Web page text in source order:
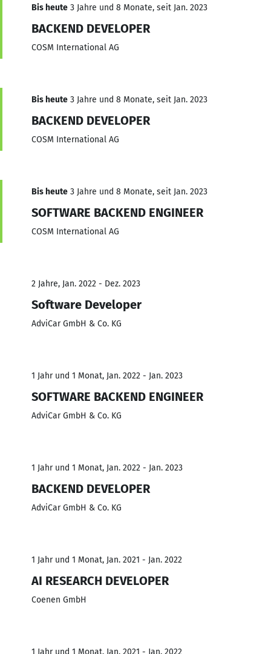
Bis heute 3 Jahre und 8 Monate, seit Jan. 2023
BACKEND DEVELOPER
COSM International AG
Bis heute 3 Jahre und 8 Monate, seit Jan. 2023
BACKEND DEVELOPER
COSM International AG
Bis heute 3 Jahre und 8 Monate, seit Jan. 2023
SOFTWARE BACKEND ENGINEER
COSM International AG
2 Jahre, Jan. 2022 - Dez. 2023
Software Developer
AdviCar GmbH & Co. KG
1 Jahr und 1 Monat, Jan. 2022 - Jan. 2023
SOFTWARE BACKEND ENGINEER
AdviCar GmbH & Co. KG
1 Jahr und 1 Monat, Jan. 2022 - Jan. 2023
BACKEND DEVELOPER
AdviCar GmbH & Co. KG
1 Jahr und 1 Monat, Jan. 2021 - Jan. 2022
AI RESEARCH DEVELOPER
Coenen GmbH
1 Jahr und 1 Monat, Jan. 2021 - Jan. 2022